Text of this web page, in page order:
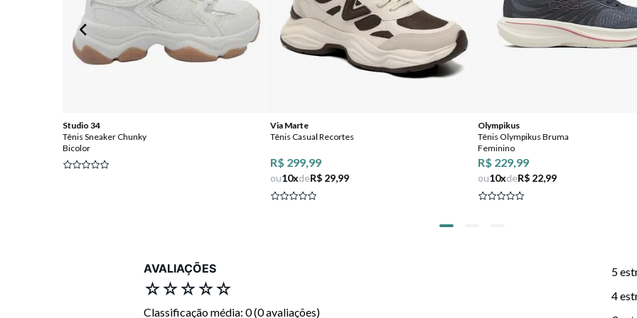
Studio 34
Tênis Sneaker Chunky
Bicolor
Via Marte
Tênis Casual Recortes
R$ 299,99
ou10xdeR$ 29,99
Olympikus
Tênis Olympikus Bruma
Feminino
R$ 229,99
ou10xdeR$ 22,99
AVALIAÇÕES
☆☆☆☆☆
Classificação média: 0(0 avaliações)
5
4